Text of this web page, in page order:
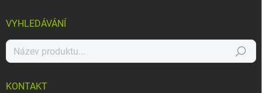
VYHLEDÁVÁNÍ
Hledat
KONTAKT